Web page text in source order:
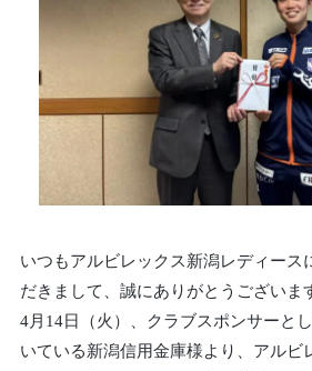
いつもアルビレックス新潟レディース
だきまして、誠にありがとうございま
4月14日（火）、クラブスポンサーと
いている新潟信用金庫様より、アルビ